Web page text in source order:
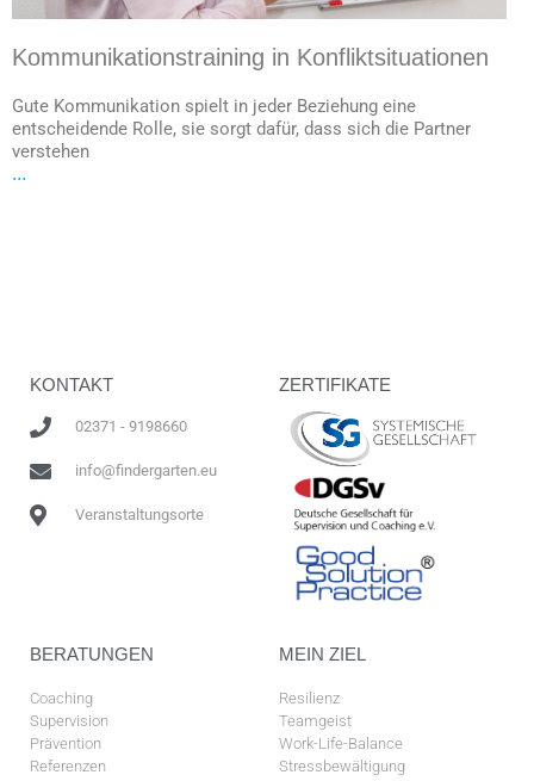
Kommunikationstraining in Konfliktsituationen
Gute Kommunikation spielt in jeder Beziehung eine
entscheidende Rolle, sie sorgt dafür, dass sich die Partner
verstehen
...
KONTAKT
02371 - 9198660
info@findergarten.eu
Veranstaltungsorte
ZERTIFIKATE
BERATUNGEN
Coaching
Supervision
Prävention
Referenzen
MEIN ZIEL
Resilienz
Teamgeist
Work-Life-Balance
Stressbewältigung